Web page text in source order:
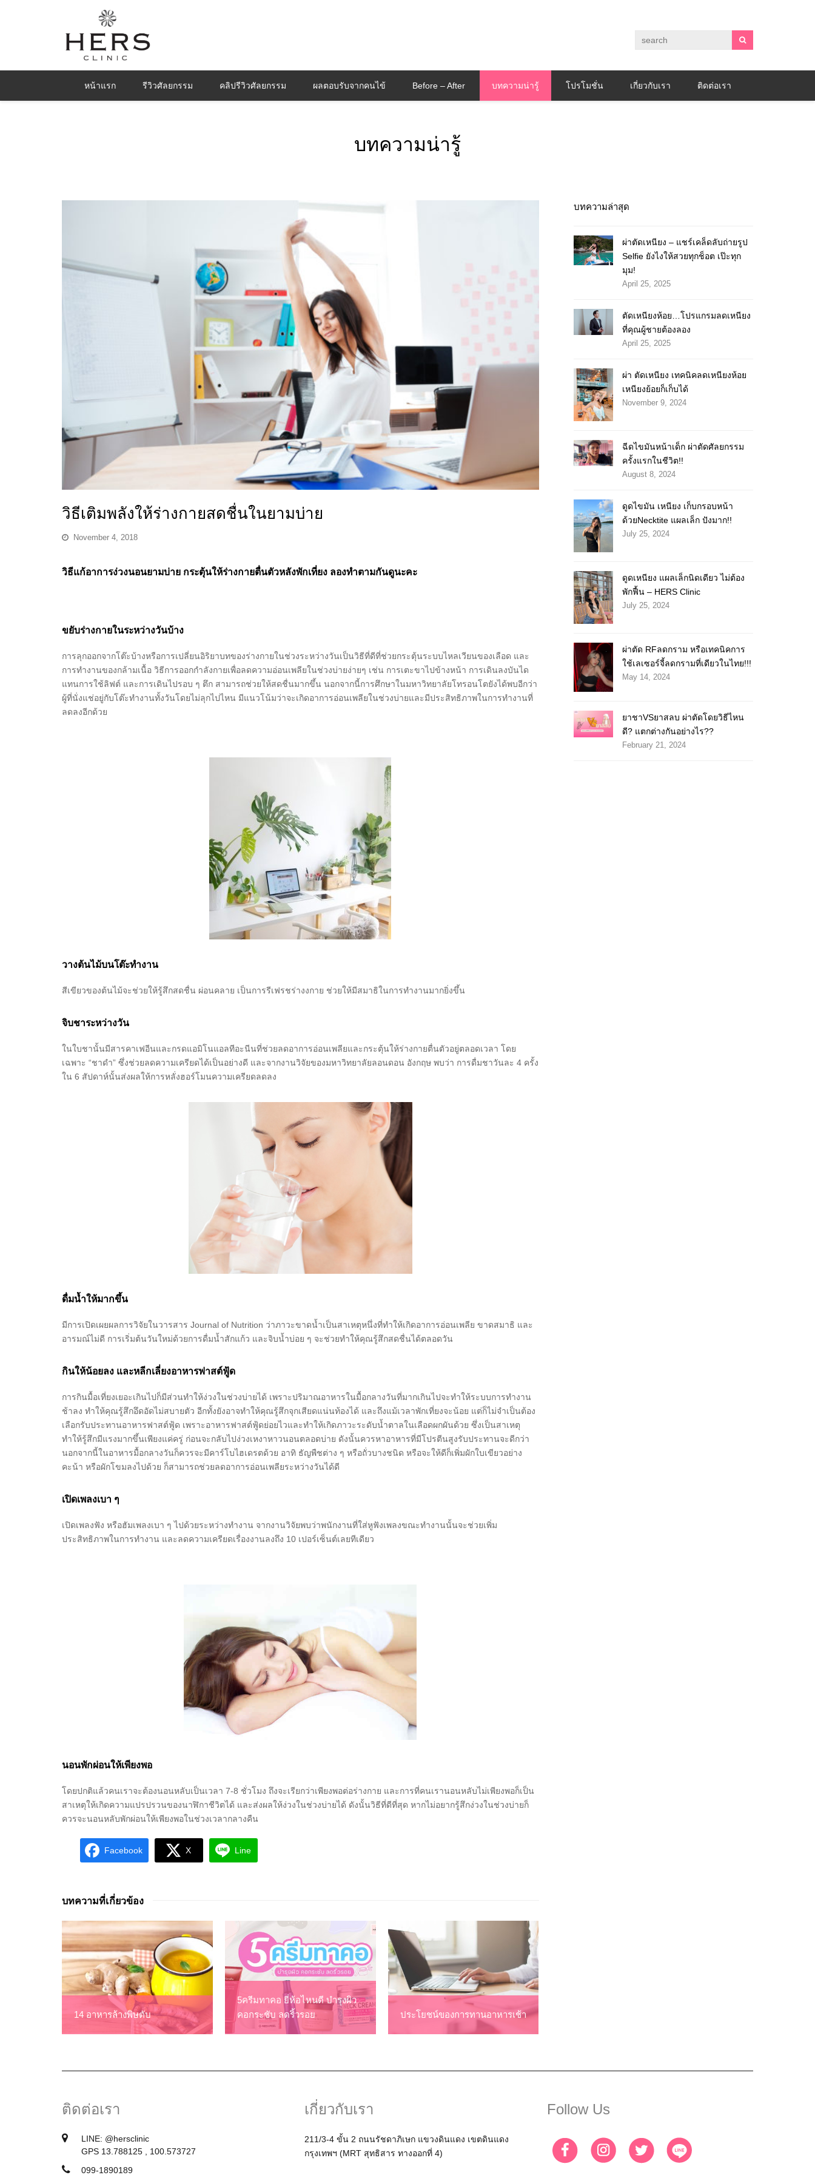
หน้าแรก รีวิวศัลยกรรม คลิปรีวิวศัลยกรรม ผลตอบรับจากคนไข้ Before – After บทความน่ารู้ โปรโมชั่น เกี่ยวกับเรา ติดต่อเรา
บทความน่ารู้
วิธีเติมพลังให้ร่างกายสดชื่นในยามบ่าย
November 4, 2018
วิธีแก้อาการง่วงนอนยามบ่าย กระตุ้นให้ร่างกายตื่นตัวหลังพักเที่ยง ลองทำตามกันดูนะคะ
ขยับร่างกายในระหว่างวันบ้าง
การลุกออกจากโต๊ะบ้างหรือการเปลี่ยนอิริยาบทของร่างกายในช่วงระหว่างวันเป็นวิธีที่ดีที่ช่วยกระตุ้นระบบไหลเวียนของเลือด และ
การทำงานของกล้ามเนื้อ วิธีการออกกำลังกายเพื่อลดความอ่อนเพลียในช่วงบ่ายง่ายๆ เช่น การเตะขาไปข้างหน้า การเดินลงบันได
แทนการใช้ลิฟต์ และการเดินไปรอบ ๆ ตึก สามารถช่วยให้สดชื่นมากขึ้น นอกจากนี้การศึกษาในมหาวิทยาลัยโทรอนโตยังได้พบอีกว่า
ผู้ที่นั่งแช่อยู่กับโต๊ะทำงานทั้งวันโดยไม่ลุกไปไหน มีแนวโน้มว่าจะเกิดอาการอ่อนเพลียในช่วงบ่ายและมีประสิทธิภาพในการทำงานที่
ลดลงอีกด้วย
วางต้นไม้บนโต๊ะทำงาน
สีเขียวของต้นไม้จะช่วยให้รู้สึกสดชื่น ผ่อนคลาย เป็นการรีเฟรชร่างงกาย ช่วยให้มีสมาธิในการทำงานมากยิ่งขึ้น
จิบชาระหว่างวัน
ในใบชานั้นมีสารคาเฟอีนและกรดแอมิโนแอลทีอะนีนที่ช่วยลดอาการอ่อนเพลียและกระตุ้นให้ร่างกายตื่นตัวอยู่ตลอดเวลา โดย
เฉพาะ “ชาดำ” ซึ่งช่วยลดความเครียดได้เป็นอย่างดี และจากงานวิจัยของมหาวิทยาลัยลอนดอน อังกฤษ พบว่า การดื่มชาวันละ 4 ครั้ง
ใน 6 สัปดาห์นั้นส่งผลให้การหลั่งฮอร์โมนความเครียดลดลง
ดื่มน้ำให้มากขึ้น
มีการเปิดเผยผลการวิจัยในวารสาร Journal of Nutrition ว่าภาวะขาดน้ำเป็นสาเหตุหนึ่งที่ทำให้เกิดอาการอ่อนเพลีย ขาดสมาธิ และ
อารมณ์ไม่ดี การเริ่มต้นวันใหม่ด้วยการดื่มน้ำสักแก้ว และจิบน้ำบ่อย ๆ จะช่วยทำให้คุณรู้สึกสดชื่นได้ตลอดวัน
กินให้น้อยลง และหลีกเลี่ยงอาหารฟาสต์ฟู้ด
การกินมื้อเที่ยงเยอะเกินไปก็มีส่วนทำให้ง่วงในช่วงบ่ายได้ เพราะปริมาณอาหารในมื้อกลางวันที่มากเกินไปจะทำให้ระบบการทำงาน
ช้าลง ทำให้คุณรู้สึกอึดอัดไม่สบายตัว อีกทั้งยังอาจทำให้คุณรู้สึกจุกเสียดแน่นท้องได้ และถึงแม้เวลาพักเที่ยงจะน้อย แต่ก็ไม่จำเป็นต้อง
เลือกรับประทานอาหารฟาสต์ฟู้ด เพราะอาหารฟาสต์ฟู้ดย่อยไวและทำให้เกิดภาวะระดับน้ำตาลในเลือดผกผันด้วย ซึ่งเป็นสาเหตุ
ทำให้รู้สึกมีแรงมากขึ้นเพียงแค่ครู่ ก่อนจะกลับไปง่วงเหงาหาวนอนตลอดบ่าย ดังนั้นควรหาอาหารที่มีโปรตีนสูงรับประทานจะดีกว่า
นอกจากนี้ในอาหารมื้อกลางวันก็ควรจะมีคาร์โบไฮเดรตด้วย อาทิ ธัญพืชต่าง ๆ หรือถั่วบางชนิด หรือจะให้ดีก็เพิ่มผักใบเขียวอย่าง
คะน้า หรือผักโขมลงไปด้วย ก็สามารถช่วยลดอาการอ่อนเพลียระหว่างวันได้ดี
เปิดเพลงเบา ๆ
เปิดเพลงฟัง หรือฮัมเพลงเบา ๆ ไปด้วยระหว่างทำงาน จากงานวิจัยพบว่าพนักงานที่ใส่หูฟังเพลงขณะทำงานนั้นจะช่วยเพิ่ม
ประสิทธิภาพในการทำงาน และลดความเครียดเรื่องงานลงถึง 10 เปอร์เซ็นต์เลยทีเดียว
นอนพักผ่อนให้เพียงพอ
โดยปกติแล้วคนเราจะต้องนอนหลับเป็นเวลา 7-8 ชั่วโมง ถึงจะเรียกว่าเพียงพอต่อร่างกาย และการที่คนเรานอนหลับไม่เพียงพอก็เป็น
สาเหตุให้เกิดความแปรปรวนของนาฬิกาชีวิตได้ และส่งผลให้ง่วงในช่วงบ่ายได้ ดังนั้นวิธีที่ดีที่สุด หากไม่อยากรู้สึกง่วงในช่วงบ่ายก็
ควรจะนอนหลับพักผ่อนให้เพียงพอในช่วงเวลากลางคืน
Facebook X Line
บทความที่เกี่ยวข้อง
14 อาหารล้างพิษตับ
5ครีมทาคอ ยี่ห้อไหนดี บำรุงผิว
คอกระชับ ลดริ้วรอย
ประโยชน์ของการทานอาหารเช้า
บทความล่าสุด
ผ่าตัดเหนียง – แชร์เคล็ดลับถ่ายรูป
Selfie ยังไงให้สวยทุกช็อต เป๊ะทุก
มุม!
April 25, 2025
ตัดเหนียงห้อย…โปรแกรมลดเหนียง
ที่คุณผู้ชายต้องลอง
April 25, 2025
ผ่า ตัดเหนียง เทคนิคลดเหนียงห้อย
เหนียงย้อยก็เก็บได้
November 9, 2024
ฉีดไขมันหน้าเด็ก ผ่าตัดศัลยกรรม
ครั้งแรกในชีวิต!!
August 8, 2024
ดูดไขมัน เหนียง เก็บกรอบหน้า
ด้วยNecktite แผลเล็ก ปังมาก!!
July 25, 2024
ดูดเหนียง แผลเล็กนิดเดียว ไม่ต้อง
พักฟื้น – HERS Clinic
July 25, 2024
ผ่าตัด RFลดกราม หรือเทคนิคการ
ใช้เลเซอร์จี้ลดกรามที่เดียวในไทย!!!
May 14, 2024
ยาชาVSยาสลบ ผ่าตัดโดยวิธีไหน
ดี? แตกต่างกันอย่างไร??
February 21, 2024
ติดต่อเรา
LINE: @hersclinic
GPS 13.788125 , 100.573727
099-1890189
เกี่ยวกับเรา
211/3-4 ขั้น 2 ถนนรัชดาภิเษก แขวงดินแดง เขตดินแดง
กรุงเทพฯ (MRT สุทธิสาร ทางออกที่ 4)
Follow Us